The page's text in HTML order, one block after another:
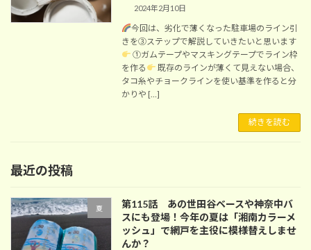
2024年2月10日
今回は、劣化で薄くなった駐車場のライン引
きを③ステップで解説していきたいと思います
①ガムテープやマスキングテープでライン枠
を作る
既存のラインが薄くて見えない場合、
タコ糸やチョークラインを使い基準を作ると分
かりや […]
続きを読む
最近の投稿
夏
第115話 あの世田谷ベースや神奈中バ
スにも登場！今年の夏は「湘南カラーメ
ッシュ」で網戸を主役に模様替えしませ
んか？